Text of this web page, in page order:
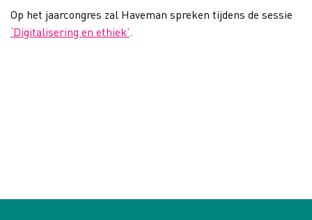
Op het jaarcongres zal Haveman spreken tijdens de sessie
‘Digitalisering en ethiek’